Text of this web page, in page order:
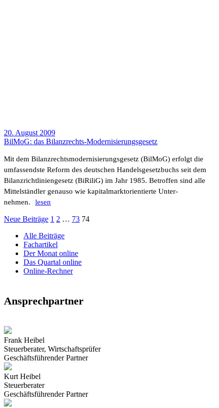
20. August 2009
BilMoG: das Bilan­z­­rechts-Moder­­ni­­sie­rungs­­­ge­­setz
Mit dem Bilanz­rechts­mo­der­ni­sie­rungs­ge­setz (BilMoG) erfolgt die
umfas­sendste Reform des deut­schen Handels­ge­setz­buchs seit dem
Bilanz­richt­li­ni­en­ge­setz (BiRiliG) im Jahr 1985. Betroffen sind alle
Mittel­ständler genauso wie kapi­tal­markt­ori­en­tierte Unter­
nehmen.
lesen
Neue Beiträge 1 2 … 73 74
Alle Beiträge
Fachartikel
Der Monat online
Das Quartal online
Online-Rechner
Ansprechpartner
Frank Heibel
Steuer­berater, Wirt­schafts­prüfer
Geschäftsführender Partner
Kurt Heibel
Steuer­berater
Geschäftsführender Partner